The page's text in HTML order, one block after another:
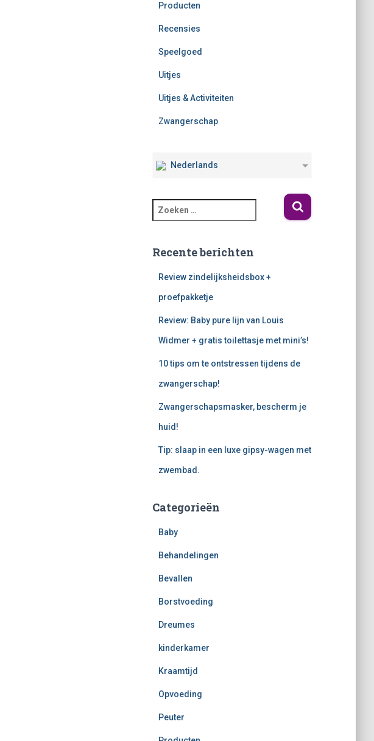
Producten
Recensies
Speelgoed
Uitjes
Uitjes & Activiteiten
Zwangerschap
Nederlands
Recente berichten
Review zindelijksheidsbox +
proefpakketje
Review: Baby pure lijn van Louis
Widmer + gratis toilettasje met mini’s!
10 tips om te ontstressen tijdens de
zwangerschap!
Zwangerschapsmasker, bescherm je
huid!
Tip: slaap in een luxe gipsy-wagen met
zwembad.
Categorieën
Baby
Behandelingen
Bevallen
Borstvoeding
Dreumes
kinderkamer
Kraamtijd
Opvoeding
Peuter